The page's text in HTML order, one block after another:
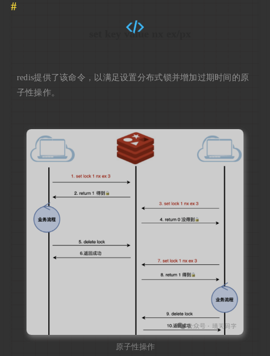
set key value nx ex/px
redis提供了该命令，以满足设置分布式锁并增加过期时间的原
子性操作。
原子性操作